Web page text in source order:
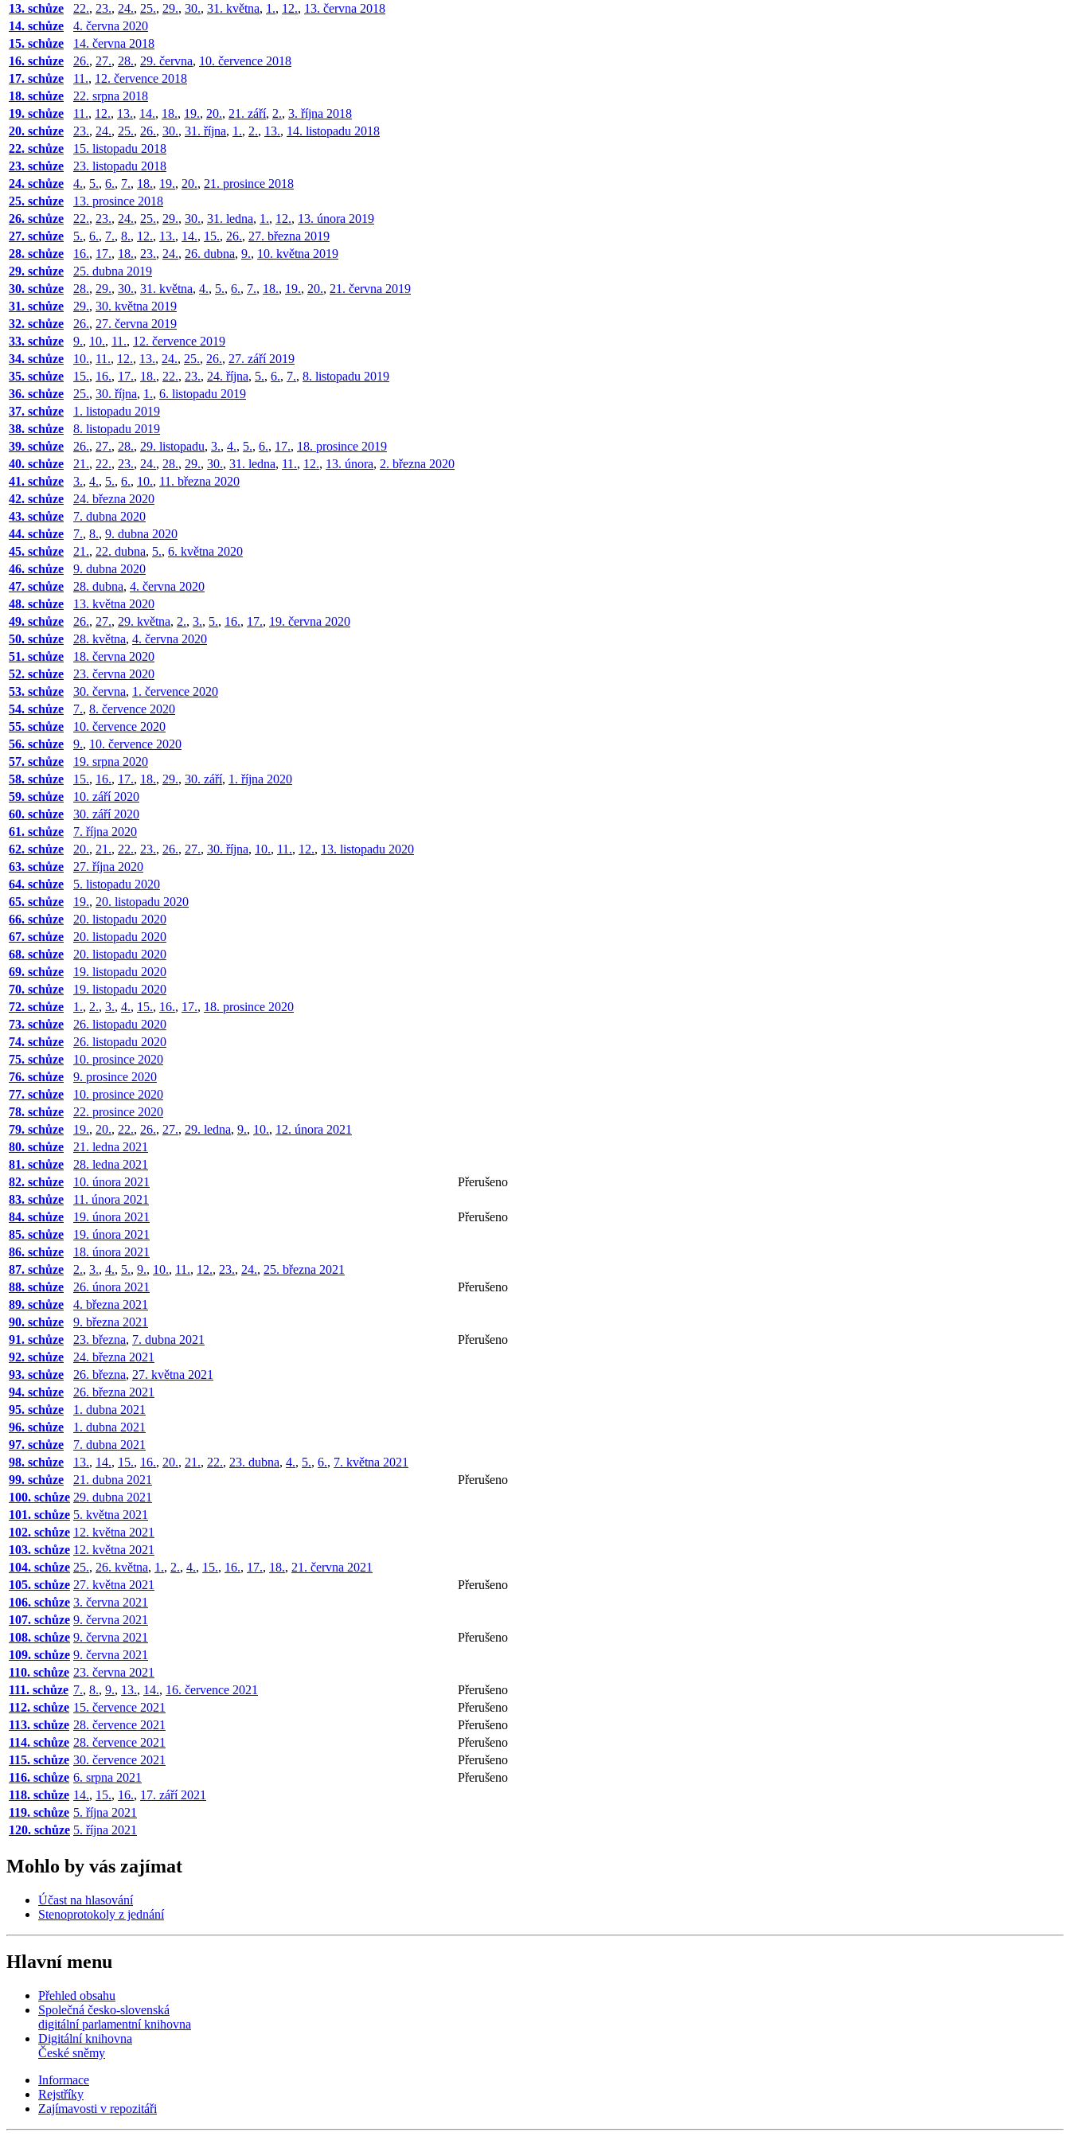
13. schůze 22., 23., 24., 25., 29., 30., 31. května, 1., 12., 13. června 2018
14. schůze
4. června 2020
15. schůze
14. června 2018
16. schůze
26., 27., 28., 29. června, 10. července 2018
17. schůze
11., 12. července 2018
18. schůze
22. srpna 2018
19. schůze
11., 12., 13., 14., 18., 19., 20., 21. září, 2., 3. října 2018
20. schůze
23., 24., 25., 26., 30., 31. října, 1., 2., 13., 14. listopadu 2018
22. schůze
15. listopadu 2018
23. schůze
23. listopadu 2018
24. schůze
4., 5., 6., 7., 18., 19., 20., 21. prosince 2018
25. schůze
13. prosince 2018
26. schůze
22., 23., 24., 25., 29., 30., 31. ledna, 1., 12., 13. února 2019
27. schůze
5., 6., 7., 8., 12., 13., 14., 15., 26., 27. března 2019
28. schůze
16., 17., 18., 23., 24., 26. dubna, 9., 10. května 2019
29. schůze
25. dubna 2019
30. schůze
28., 29., 30., 31. května, 4., 5., 6., 7., 18., 19., 20., 21. června 2019
31. schůze
29., 30. května 2019
32. schůze
26., 27. června 2019
33. schůze
9., 10., 11., 12. července 2019
34. schůze
10., 11., 12., 13., 24., 25., 26., 27. září 2019
35. schůze
15., 16., 17., 18., 22., 23., 24. října, 5., 6., 7., 8. listopadu 2019
36. schůze
25., 30. října, 1., 6. listopadu 2019
37. schůze
1. listopadu 2019
38. schůze
8. listopadu 2019
39. schůze
26., 27., 28., 29. listopadu, 3., 4., 5., 6., 17., 18. prosince 2019
40. schůze
21., 22., 23., 24., 28., 29., 30., 31. ledna, 11., 12., 13. února, 2. března 2020
41. schůze
3., 4., 5., 6., 10., 11. března 2020
42. schůze
24. března 2020
43. schůze
7. dubna 2020
44. schůze
7., 8., 9. dubna 2020
45. schůze
21., 22. dubna, 5., 6. května 2020
46. schůze
9. dubna 2020
47. schůze
28. dubna, 4. června 2020
48. schůze
13. května 2020
49. schůze
26., 27., 29. května, 2., 3., 5., 16., 17., 19. června 2020
50. schůze
28. května, 4. června 2020
51. schůze
18. června 2020
52. schůze
23. června 2020
53. schůze
30. června, 1. července 2020
54. schůze
7., 8. července 2020
55. schůze
10. července 2020
56. schůze
9., 10. července 2020
57. schůze
19. srpna 2020
58. schůze
15., 16., 17., 18., 29., 30. září, 1. října 2020
59. schůze
10. září 2020
60. schůze
30. září 2020
61. schůze
7. října 2020
62. schůze
20., 21., 22., 23., 26., 27., 30. října, 10., 11., 12., 13. listopadu 2020
63. schůze
27. října 2020
64. schůze
5. listopadu 2020
65. schůze
19., 20. listopadu 2020
66. schůze
20. listopadu 2020
67. schůze
20. listopadu 2020
68. schůze
20. listopadu 2020
69. schůze
19. listopadu 2020
70. schůze
19. listopadu 2020
72. schůze
1., 2., 3., 4., 15., 16., 17., 18. prosince 2020
73. schůze
26. listopadu 2020
74. schůze
26. listopadu 2020
75. schůze
10. prosince 2020
76. schůze
9. prosince 2020
77. schůze
10. prosince 2020
78. schůze
22. prosince 2020
79. schůze
19., 20., 22., 26., 27., 29. ledna, 9., 10., 12. února 2021
80. schůze
21. ledna 2021
81. schůze
28. ledna 2021
82. schůze
10. února 2021
Přerušeno
83. schůze
11. února 2021
84. schůze
19. února 2021
Přerušeno
85. schůze
19. února 2021
86. schůze
18. února 2021
87. schůze
2., 3., 4., 5., 9., 10., 11., 12., 23., 24., 25. března 2021
88. schůze
26. února 2021
Přerušeno
89. schůze
4. března 2021
90. schůze
9. března 2021
91. schůze
23. března, 7. dubna 2021
Přerušeno
92. schůze
24. března 2021
93. schůze
26. března, 27. května 2021
94. schůze
26. března 2021
95. schůze
1. dubna 2021
96. schůze
1. dubna 2021
97. schůze
7. dubna 2021
98. schůze
13., 14., 15., 16., 20., 21., 22., 23. dubna, 4., 5., 6., 7. května 2021
99. schůze
21. dubna 2021
Přerušeno
100. schůze 29. dubna 2021
101. schůze 5. května 2021
102. schůze 12. května 2021
103. schůze 12. května 2021
104. schůze 25., 26. května, 1., 2., 4., 15., 16., 17., 18., 21. června 2021
105. schůze 27. května 2021
Přerušeno
106. schůze 3. června 2021
107. schůze 9. června 2021
108. schůze 9. června 2021
Přerušeno
109. schůze 9. června 2021
110. schůze 23. června 2021
111. schůze 7., 8., 9., 13., 14., 16. července 2021
Přerušeno
112. schůze 15. července 2021
Přerušeno
113. schůze 28. července 2021
Přerušeno
114. schůze 28. července 2021
Přerušeno
115. schůze 30. července 2021
Přerušeno
116. schůze 6. srpna 2021
Přerušeno
118. schůze 14., 15., 16., 17. září 2021
119. schůze 5. října 2021
120. schůze 5. října 2021
Mohlo by vás zajímat
Účast na hlasování
Stenoprotokoly z jednání
Hlavní menu
Přehled obsahu
Společná česko-slovenská
digitální parlamentní knihovna
Digitální knihovna
České sněmy
Informace
Rejstříky
Zajímavosti v repozitáři